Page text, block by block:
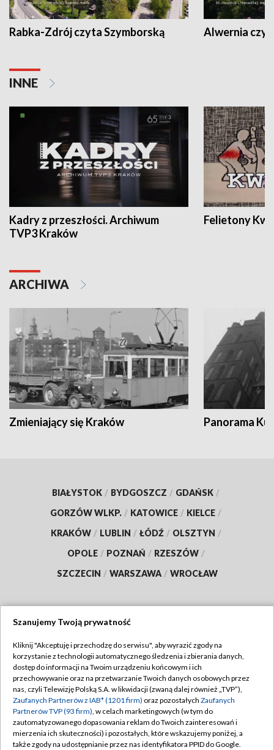
Rabka-Zdrój czyta Szymborską Alwernia
INNE
Kadry z przeszłości. Archiwum
TVP3 Kraków
Felietony
ARCHIWA
Zmieniający się Kraków Panorama
BIAŁYSTOK / BYDGOSZCZ / GDAŃSK /
GORZÓW WLKP. / KATOWICE / KIELCE /
KRAKÓW / LUBLIN / ŁÓDŹ / OLSZTYN /
OPOLE / POZNAŃ / RZESZÓW /
SZCZECIN / WARSZAWA / WROCŁAW
TVP
Abonament TVP
Emisja w TVP
Centrum informacji TVP
Naziemna Telewizja Cyfrowa
Regulamin TVP
Polityka prywatności
Moje zgody
Pomoc
Szanujemy Twoją prywatność
Kliknij "Akceptuję i przechodzę do serwisu", aby wyrazić zgody na
korzystanie z technologii automatycznego śledzenia i zbierania danych,
dostęp do informacji na Twoim urządzeniu końcowym i ich
przechowywanie oraz na przetwarzanie Twoich danych osobowych przez
nas, czyli Telewizję Polską S.A. w likwidacji (zwaną dalej również „TVP”),
Zaufanych Partnerów z IAB* (1201 firm) oraz pozostałych Zaufanych
Partnerów TVP (93 firm), w celach marketingowych (w tym do
zautomatyzowanego dopasowania reklam do Twoich zainteresowań i
mierzenia ich skuteczności) i pozostałych, które wskazujemy poniżej, a
także zgody na udostępnianie przez nas identyfikatora PPID do Google.